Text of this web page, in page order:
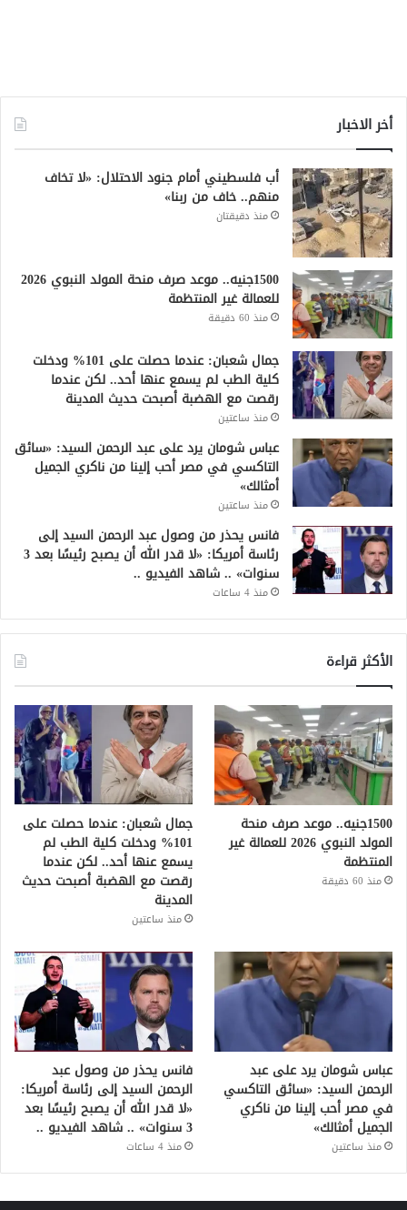
أخر الاخبار
أب فلسطيني أمام جنود الاحتلال: «لا تخاف
منهم.. خاف من ربنا»
منذ دقيقتان
1500جنيه.. موعد صرف منحة المولد النبوي 2026
للعمالة غير المنتظمة
منذ 60 دقيقة
جمال شعبان: عندما حصلت على 101% ودخلت
كلية الطب لم يسمع عنها أحد.. لكن عندما
رقصت مع الهضبة أصبحت حديث المدينة
منذ ساعتين
عباس شومان يرد على عبد الرحمن السيد: «سائق
التاكسي في مصر أحب إلينا من ناكري الجميل
أمثالك»
منذ ساعتين
فانس يحذر من وصول عبد الرحمن السيد إلى
رئاسة أمريكا: «لا قدر الله أن يصبح رئيسًا بعد 3
سنوات» .. شاهد الفيديو ..
منذ 4 ساعات
الأكثر قراءة
1500جنيه.. موعد صرف منحة
المولد النبوي 2026 للعمالة غير
المنتظمة
منذ 60 دقيقة
جمال شعبان: عندما حصلت على
101% ودخلت كلية الطب لم
يسمع عنها أحد.. لكن عندما
رقصت مع الهضبة أصبحت حديث
المدينة
منذ ساعتين
عباس شومان يرد على عبد
الرحمن السيد: «سائق التاكسي
في مصر أحب إلينا من ناكري
الجميل أمثالك»
منذ ساعتين
فانس يحذر من وصول عبد
الرحمن السيد إلى رئاسة أمريكا:
«لا قدر الله أن يصبح رئيسًا بعد
3 سنوات» .. شاهد الفيديو ..
منذ 4 ساعات